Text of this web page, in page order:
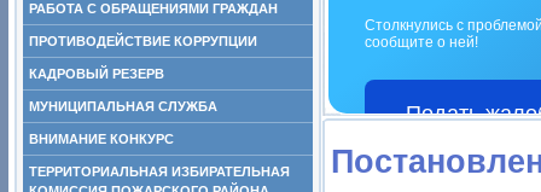
РАБОТА С ОБРАЩЕНИЯМИ ГРАЖДАН
ПРОТИВОДЕЙСТВИЕ КОРРУПЦИИ
КАДРОВЫЙ РЕЗЕРВ
МУНИЦИПАЛЬНАЯ СЛУЖБА
ВНИМАНИЕ КОНКУРС
ТЕРРИТОРИАЛЬНАЯ ИЗБИРАТЕЛЬНАЯ
Столкнулись с
сообщите о ней!
Подать